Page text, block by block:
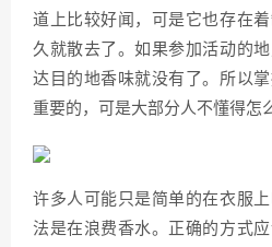
道上比较好闻，可是它也存在
久就散去了。如果参加活动的
达目的地香味就没有了。所以
重要的，可是大部分人不懂得怎
许多人可能只是简单的在衣服
法是在浪费香水。正确的方式